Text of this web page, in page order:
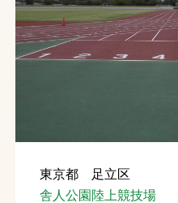
東京都 足立区
舎人公園陸上競技場